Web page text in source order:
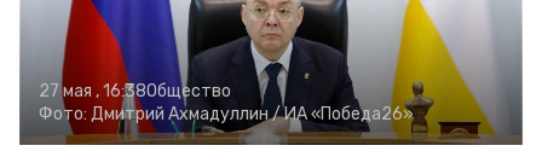
27 мая , 16:38Общество
Фото: Дмитрий Ахмадуллин /ИА «Победа26»